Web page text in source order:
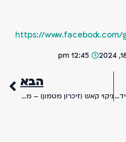
https://www.facebook.com/
12:45 pm
חיפוש לפי תמונה בגוגל בנייד או במחשב – שימושים ויתרונות
הבא
ניקוי קאש (זיכרון מטמון) – מה זה Cache ומה תפקידו?